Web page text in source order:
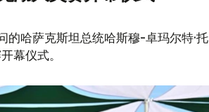
的哈萨克斯坦总统哈斯穆-卓玛尔特·托
幕仪式。